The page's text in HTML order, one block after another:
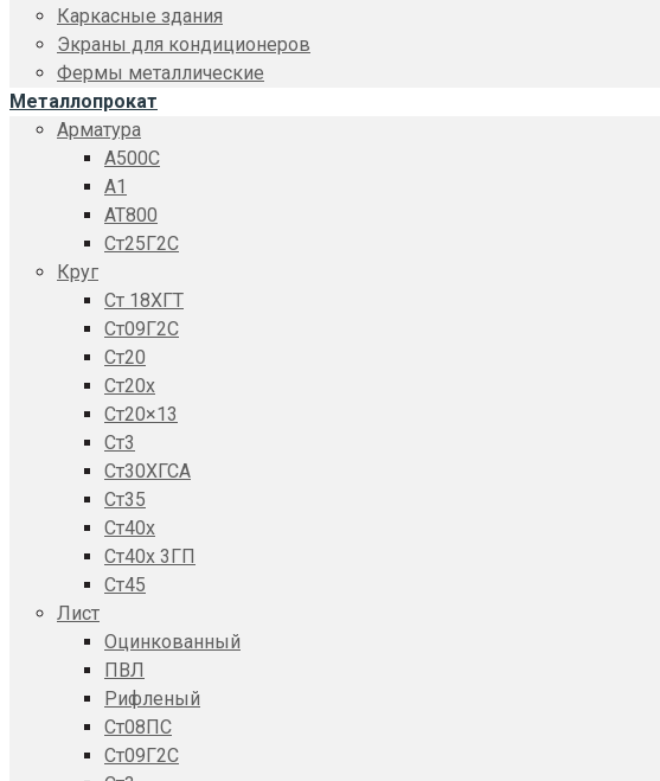
Каркасные здания
Экраны для кондиционеров
Фермы металлические
Металлопрокат
Арматура
A500C
А1
АТ800
Ст25Г2С
Круг
Ст 18ХГТ
Ст09Г2С
Ст20
Ст20x
Ст20×13
Ст3
Ст30ХГСА
Ст35
Ст40х
Ст40х 3ГП
Ст45
Лист
Оцинкованный
ПВЛ
Рифленый
Ст08ПС
Ст09Г2С